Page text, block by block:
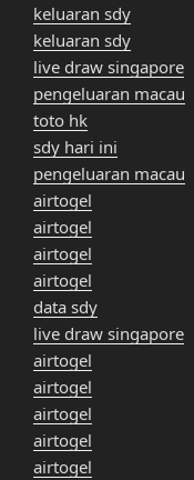
keluaran sdy
keluaran sdy
live draw singapore
pengeluaran macau
toto hk
sdy hari ini
pengeluaran macau
airtogel
airtogel
airtogel
airtogel
data sdy
live draw singapore
airtogel
airtogel
airtogel
airtogel
airtogel